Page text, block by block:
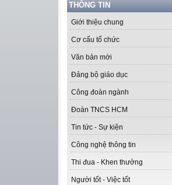
THÔNG TIN
Giới thiệu chung
Cơ cấu tổ chức
Văn bản mới
Đảng bộ giáo dục
Công đoàn ngành
Đoàn TNCS HCM
Tin tức - Sự kiện
Công nghệ thông tin
Thi đua - Khen thưởng
Người tốt - Việc tốt